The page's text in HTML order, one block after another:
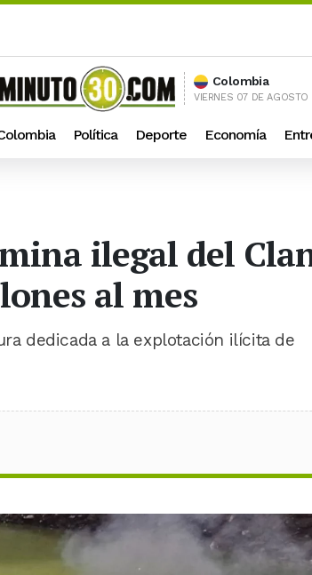
Colombia
VIERNES 07 DE AGOSTO
Política Deporte Economía
ilegal del
al mes
dedicada a la explotación ilícita de